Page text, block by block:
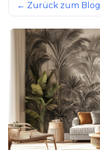
← Zurück zum Blog